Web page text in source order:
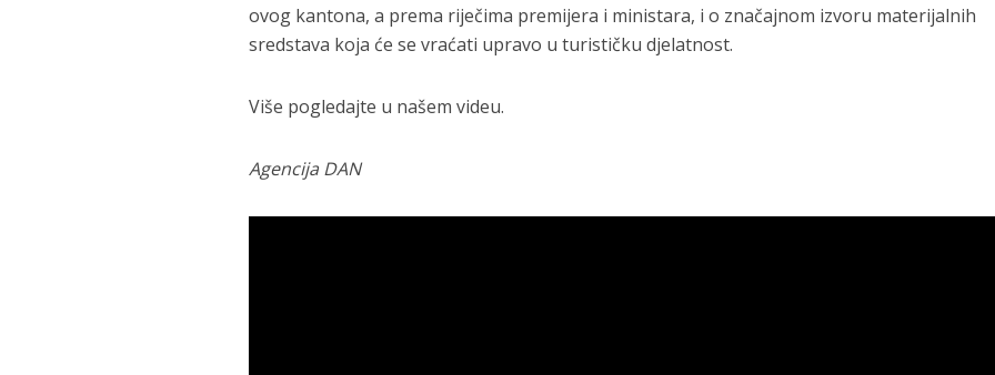
ovog kantona, a prema riječima premijera i ministara, i o značajnom izvoru materijalnih
sredstava koja će se vraćati upravo u turističku djelatnost.
Više pogledajte u našem videu.
Agencija DAN